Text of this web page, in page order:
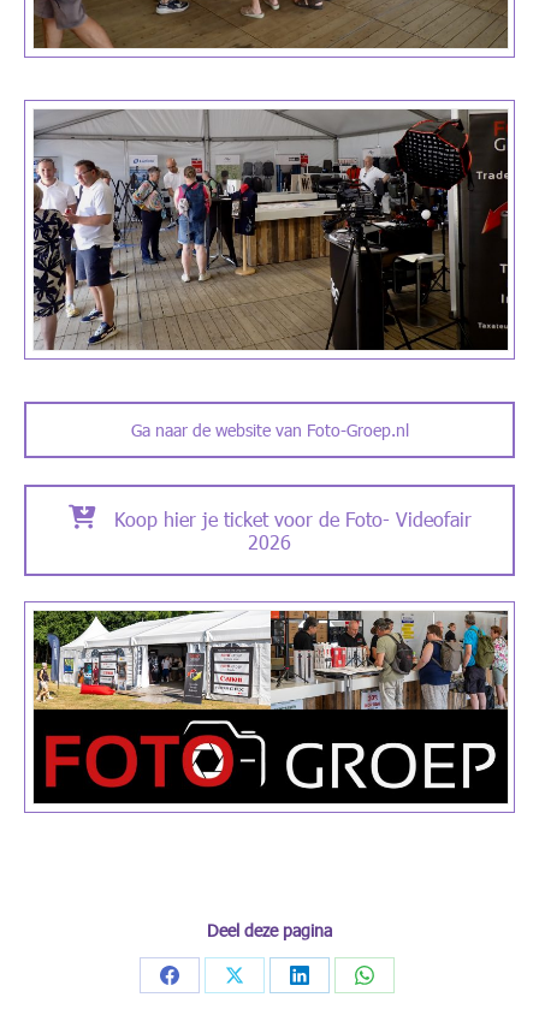
Ga naar de website van Foto-Groep.nl
Koop hier je ticket voor de Foto- Videofair
2026
Deel deze pagina
Share
Share
Share
Share